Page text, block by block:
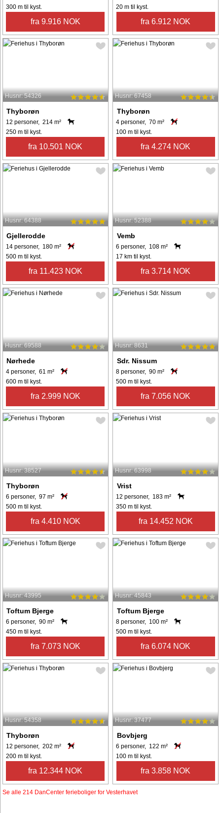
300 m til kyst.
fra 9.916 NOK
20 m til kyst.
fra 6.912 NOK
Husnr: 54326
Thyborøn
12 personer, 214 m²
250 m til kyst.
fra 10.501 NOK
Husnr: 67458
Thyborøn
4 personer, 70 m²
100 m til kyst.
fra 4.274 NOK
Husnr: 64388
Gjellerodde
14 personer, 180 m²
500 m til kyst.
fra 11.423 NOK
Husnr: 52388
Vemb
6 personer, 108 m²
17 km til kyst.
fra 3.714 NOK
Husnr: 69588
Nørhede
4 personer, 61 m²
600 m til kyst.
fra 2.999 NOK
Husnr: 8631
Sdr. Nissum
8 personer, 90 m²
500 m til kyst.
fra 7.056 NOK
Husnr: 38527
Thyborøn
6 personer, 97 m²
500 m til kyst.
fra 4.410 NOK
Husnr: 63998
Vrist
12 personer, 183 m²
350 m til kyst.
fra 14.452 NOK
Husnr: 43995
Toftum Bjerge
6 personer, 90 m²
450 m til kyst.
fra 7.073 NOK
Husnr: 45843
Toftum Bjerge
8 personer, 100 m²
500 m til kyst.
fra 6.074 NOK
Husnr: 54358
Thyborøn
12 personer, 202 m²
200 m til kyst.
fra 12.344 NOK
Husnr: 37477
Bovbjerg
6 personer, 122 m²
100 m til kyst.
fra 3.858 NOK
Se alle 214 DanCenter ferieboliger for Vesterhavet